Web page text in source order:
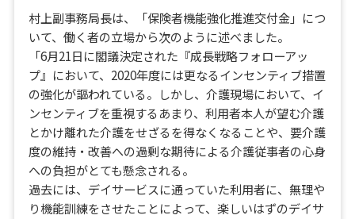
村上副事務局長は、「保険者機能強化推進交付金」につ
いて、働く者の立場から次のように述べました。
「6月21日に閣議決定された『成長戦略フォローアッ
プ』において、2020年度には更なるインセンティブ措置
の強化が謳われている。しかし、介護現場において、イ
ンセンティブを重視するあまり、利用者本人が望む介護
とかけ離れた介護をせざるを得なくなることや、要介護
度の維持・改善への過剰な期待による介護従事者の心身
への負担がとても懸念される。
過去には、デイサービスに通っていた利用者に、無理や
り機能訓練をさせたことによって、楽しいはずのデイサ